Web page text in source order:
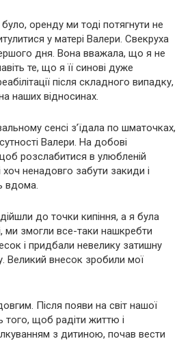
оренду ми тоді потягнути не
у матері Валери. Свекруха
дня. Вона вважала, що я не
те, що я її синові дуже
після складного випадку,
наших відносинах.
сенсі з’їдала по шматочках,
Валери. На добові
розслабитися в улюбленій
ненадовго забути закиди і
вдома.
до точки кипіння, а я була
ми змогли все-таки нашкребти
і придбали невелику затишну
Великий внесок зробили мої
Після появи на світ нашої
того, щоб радіти життю і
з дитиною, почав вести